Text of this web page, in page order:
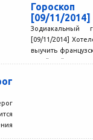
[09/11/2014]
Зодиакальный
[09/11/2014]
выучить
китайский? Или